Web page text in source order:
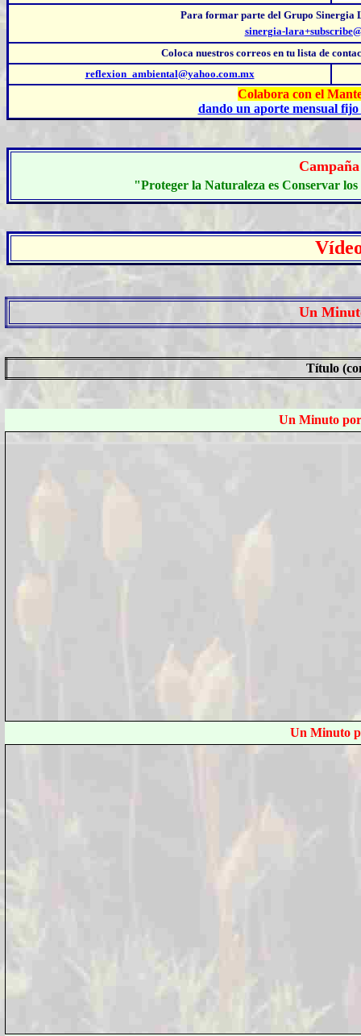
Para formar parte del Grupo Sinergia
sinergia-
Coloca nuestros correos en tu lista de
reflexion_ambiental@yahoo.com.mx
Colabora con el
dando un aporte mensual
C
"Proteger la Naturaleza es Conservar
Un
Título (con
Un Minuto
Un Minuto